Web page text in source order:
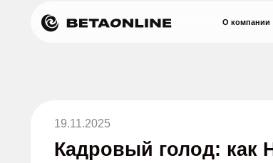
О компании
Кадровый голод: как HR
закрывать вакансии в